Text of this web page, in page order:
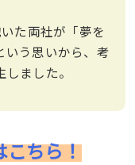
た両社が「夢を
いう思いから、考
ました。
こちら！